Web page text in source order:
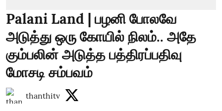
Palani Land | பழனி போலவே
அடுத்து ஒரு கோயில் நிலம்.. அதே
கும்பலின் அடுத்த பத்திரப்பதிவு
மோசடி சம்பவம்
thanthitv